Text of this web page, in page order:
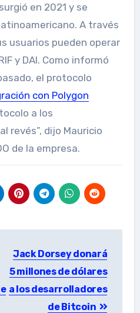
en 2021 y se
A través
usuarios pueden operar
y DAI. Como informó
el protocolo
con Polygon
a los
revés”, dijo Mauricio
de la empresa.
Jack Dorsey donará
5 millones de dólares
a los desarrolladores
de Bitcoin